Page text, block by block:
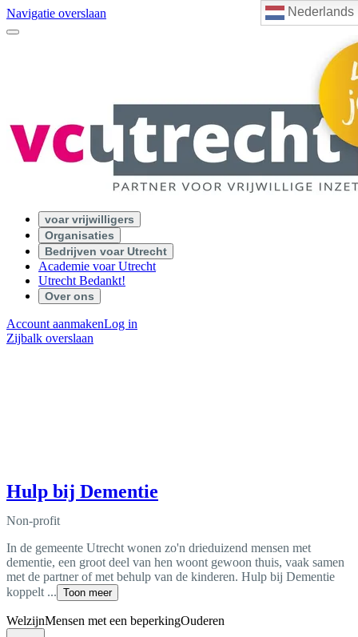
Nederlands
Navigatie overslaan
voar vrijwilligers
Organisaties
Bedrijven voar Utrecht
Academie voar Utrecht
Utrecht Bedankt!
Over ons
Account aanmakenLog in
Zijbalk overslaan
Hulp bij Dementie
Non-profit
In de gemeente Utrecht wonen zo'n drieduizend mensen met
dementie, een groot deel van hen woont gewoon thuis, vaak samen
met de partner of met behulp van de kinderen. Hulp bij Dementie
koppelt ... Toon meer
WelzijnMensen met een beperkingOuderen